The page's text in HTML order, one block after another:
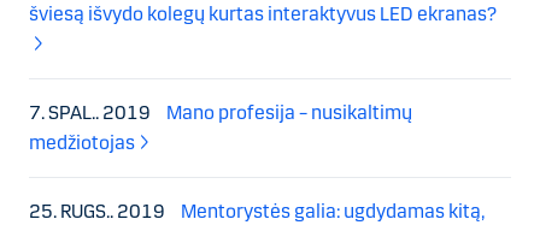
šviesą išvydo kolegų kurtas interaktyvus LED ekranas?
7. SPAL.. 2019
Mano profesija – nusikaltimų
medžiotojas
25. RUGS.. 2019
Mentorystės galia: ugdydamas kitą,